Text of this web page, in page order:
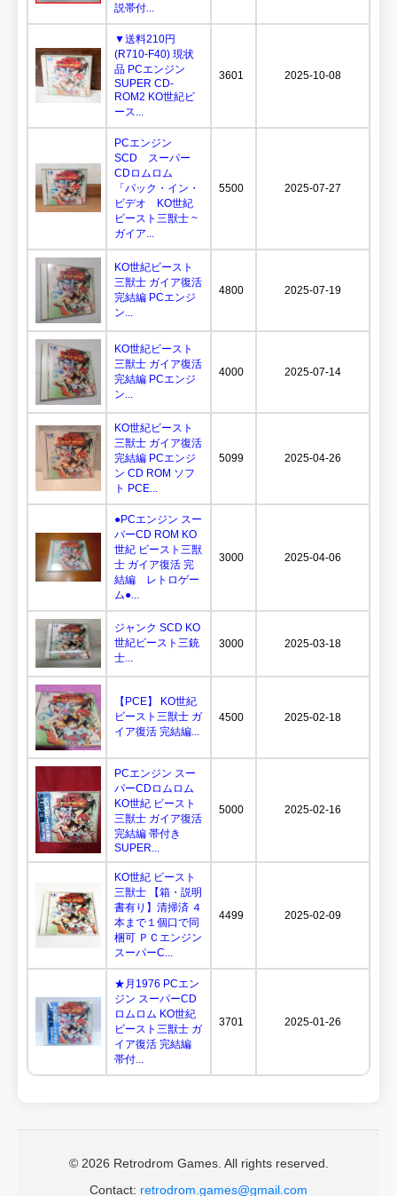
説帯付...
▼送料210円
(R710-F40) 現状
品 PCエンジン
SUPER CD-
ROM2 KO世紀ビ
ース...
3601 2025-10-08
PCエンジン
SCD スーパー
CDロムロム
「パック・イン・
ビデオ KO世紀
ビースト三獣士 ~
ガイア...
5500 2025-07-27
KO世紀ビースト
三獣士 ガイア復活
完結編 PCエンジ
ン...
4800 2025-07-19
KO世紀ビースト
三獣士 ガイア復活
完結編 PCエンジ
ン...
4000 2025-07-14
KO世紀ビースト
三獣士 ガイア復活
完結編 PCエンジ
ン CD ROM ソフ
ト PCE...
5099 2025-04-26
●PCエンジン スー
パーCD ROM KO
世紀 ビースト三獣
士 ガイア復活 完
結編 レトロゲー
ム●...
3000 2025-04-06
ジャンク SCD KO
世紀ビースト三銃
士...
3000 2025-03-18
【PCE】 KO世紀
ビースト三獣士 ガ
イア復活 完結編...
4500 2025-02-18
PCエンジン スー
パーCDロムロム
KO世紀 ビースト
三獣士 ガイア復活
完結編 帯付き
SUPER...
5000 2025-02-16
KO世紀 ビースト
三獣士 【箱・説明
書有り】清掃済 ４
本まで１個口で同
梱可 ＰＣエンジン
スーパーC...
4499 2025-02-09
★月1976 PCエン
ジン スーパーCD
ロムロム KO世紀
ビースト三獣士 ガ
イア復活 完結編
帯付...
3701 2025-01-26
© 2026 Retrodrom Games. All rights reserved.
Contact: retrodrom.games@gmail.com